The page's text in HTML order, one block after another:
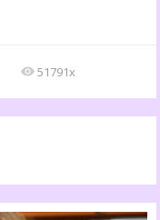
51791x